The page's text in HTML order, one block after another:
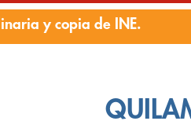
y copia de INE.